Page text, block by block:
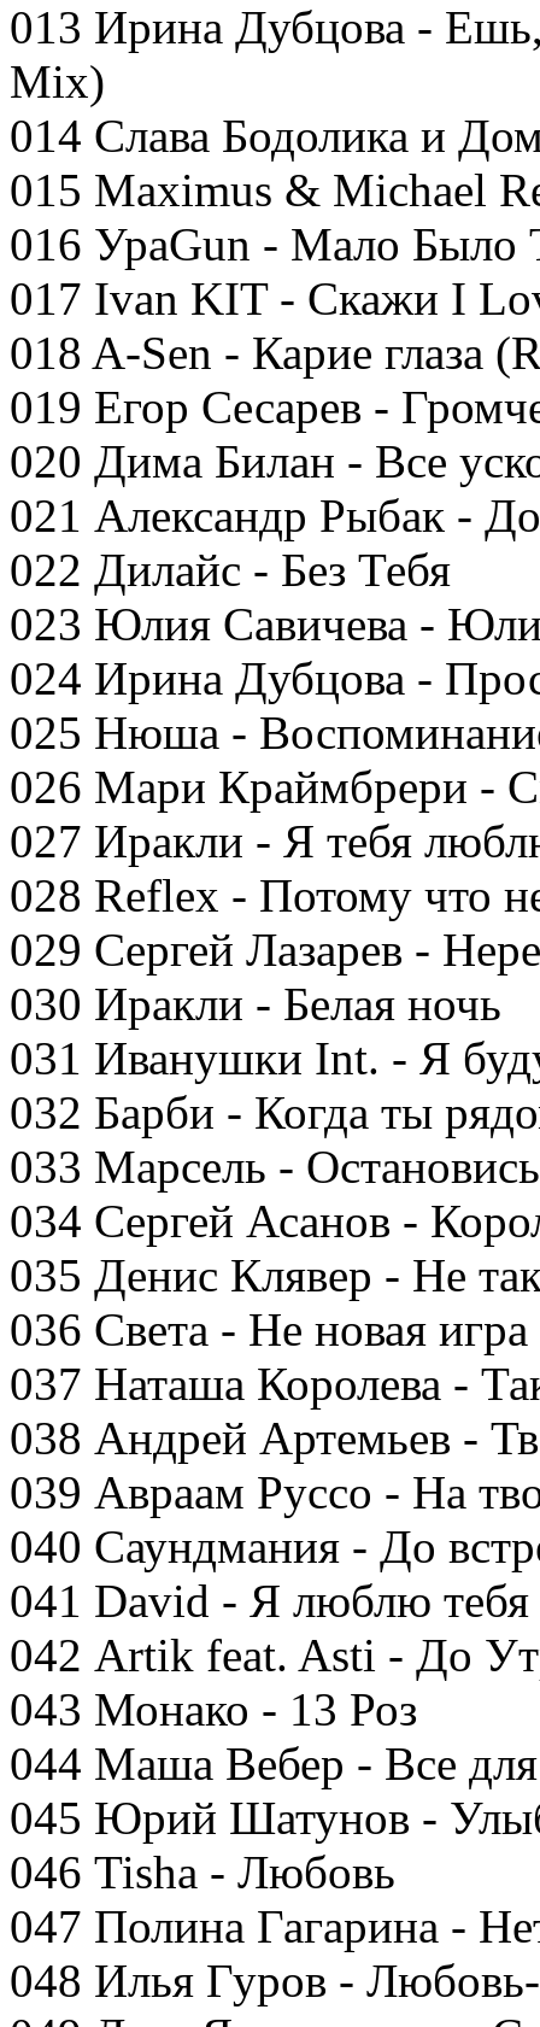
013 Ирина Дубцова -
Mix)
014 Слава Бодолика и
015 Maximus & Michael
016 УраGun - Мало Было
017 Ivan KIT - Скажи I
018 A-Sen - Карие глаза
019 Егор Сесарев -
020 Дима Билан - Все
021 Александр Рыбак -
022 Дилайс - Без Тебя
023 Юлия Савичева -
024 Ирина Дубцова -
025 Нюша -
026 Мари Краймбрери -
027 Иракли - Я тебя
028 Reflex - Потому что
029 Сергей Лазарев -
030 Иракли - Белая ночь
031 Иванушки Int. - Я
032 Барби - Когда ты
033 Марсель - Остановись
034 Сергей Асанов -
035 Денис Клявер - Не
036 Света - Не новая игра
037 Наташа Королева -
038 Андрей Артемьев -
039 Авраам Руссо - На
040 Саундмания - До
041 David - Я люблю тебя
042 Artik feat. Asti - До
043 Монако - 13 Роз
044 Маша Вебер - Все для
045 Юрий Шатунов -
046 Tisha - Любовь
047 Полина Гагарина -
048 Илья Гуров -